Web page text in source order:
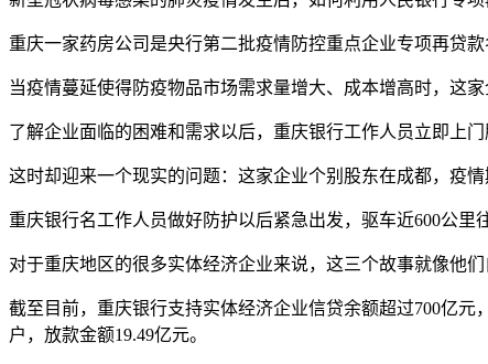
重庆一家药房公司是央行第二批疫情防控重点企业专项再贷
当疫情蔓延使得防疫物品市场需求量增大、成本增高时，这
了解企业面临的困难和需求以后，重庆银行工作人员立即上
这时却迎来一个现实的问题：这家企业个别股东在成都，疫
重庆银行名工作人员做好防护以后紧急出发，驱车近600公
对于重庆地区的很多实体经济企业来说，这三个故事就像他
截至目前，重庆银行支持实体经济企业信贷余额超过700亿元
户，放款金额19.49亿元。